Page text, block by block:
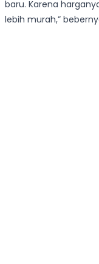
baru. Karena
lebih murah,”